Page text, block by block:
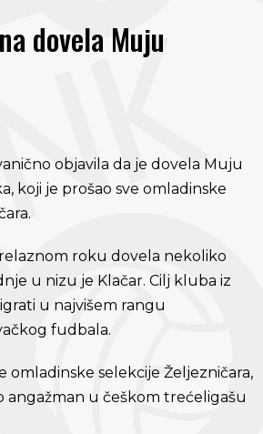
dovela Muju
objavila da je dovela Muju
koji je prošao sve omladinske
roku dovela nekoliko
u nizu je Klačar. Cilj kluba iz
u najvišem rangu
fudbala.
omladinske selekcije Željezničara,
angažman u češkom trećeligašu